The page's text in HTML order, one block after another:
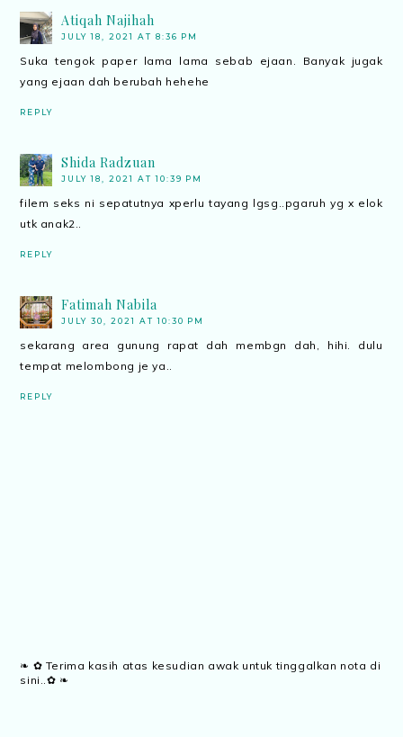
Atiqah Najihah
JULY 18, 2021 AT 8:36 PM
Suka tengok paper lama lama sebab ejaan. Banyak jugak
yang ejaan dah berubah hehehe
REPLY
Shida Radzuan
JULY 18, 2021 AT 10:39 PM
filem seks ni sepatutnya xperlu tayang lgsg..pgaruh yg x elok
utk anak2..
REPLY
Fatimah Nabila
JULY 30, 2021 AT 10:30 PM
sekarang area gunung rapat dah membgn dah, hihi. dulu
tempat melombong je ya..
REPLY
❧ ✿ Terima kasih atas kesudian awak untuk tinggalkan nota di
sini..✿ ❧